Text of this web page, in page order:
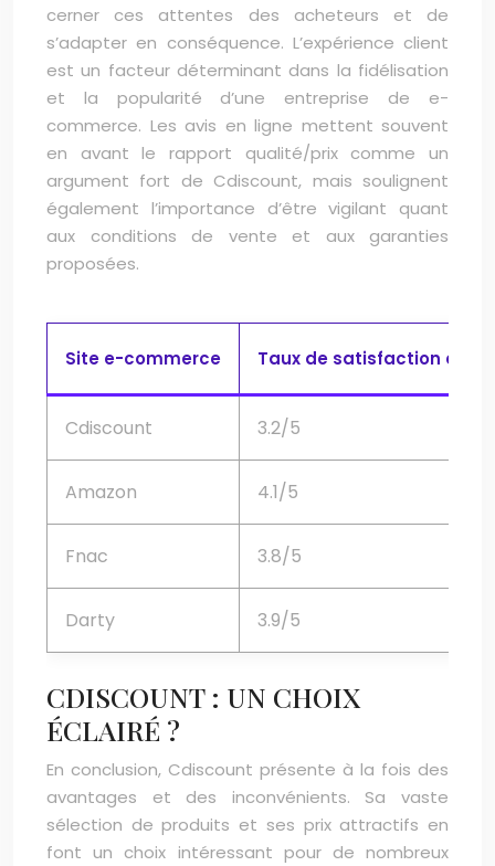
cerner ces attentes des acheteurs et de
s’adapter en conséquence. L’expérience client
est un facteur déterminant dans la fidélisation
et la popularité d’une entreprise de e-
commerce. Les avis en ligne mettent souvent
en avant le rapport qualité/prix comme un
argument fort de Cdiscount, mais soulignent
également l’importance d’être vigilant quant
aux conditions de vente et aux garanties
proposées.
Site e-commerce Taux de satisfaction
Cdiscount 3.2/5
Amazon 4.1/5
Fnac 3.8/5
Darty 3.9/5
CDISCOUNT : UN CHOIX
ÉCLAIRÉ ?
En conclusion, Cdiscount présente à la fois des
avantages et des inconvénients. Sa vaste
sélection de produits et ses prix attractifs en
font un choix intéressant pour de nombreux